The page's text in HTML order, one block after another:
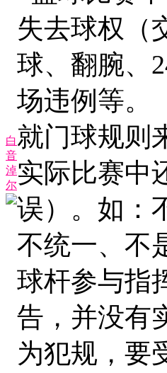
白
音
淖
尔
失去球权（
球、翻腕、
场违例等。
就门球规则
实际比赛中
误）。如：
不统一、不
球杆参与指
告，并没有
为犯规，要